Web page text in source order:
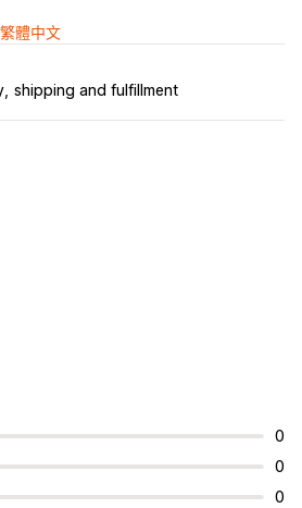
體中文
shipping and fulfillment
0
0
0